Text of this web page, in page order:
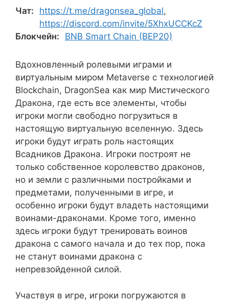
Чат: https://t.me/dragonsea_global,
https://discord.com/invite/5XhxUCCKcZ
Блокчейн:
BNB Smart Chain (BEP20)
Вдохновленный ролевыми играми и
виртуальным миром Metaverse с технологией
Blockchain, DragonSea как мир Мистического
Дракона, где есть все элементы, чтобы
игроки могли свободно погрузиться в
настоящую виртуальную вселенную. Здесь
игроки будут играть роль настоящих
Всадников Дракона. Игроки построят не
только собственное королевство драконов,
но и земли с различными постройками и
предметами, полученными в игре, и
особенно игроки будут владеть настоящими
воинами-драконами. Кроме того, именно
здесь игроки будут тренировать воинов
дракона с самого начала и до тех пор, пока
не станут воинами дракона с
непревзойденной силой.
Участвуя в игре, игроки погружаются в